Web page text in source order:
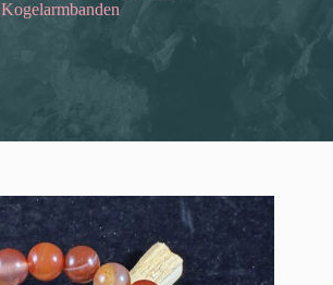
Kogelarmbanden